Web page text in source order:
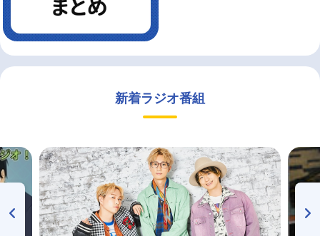
新着ラジオ番組